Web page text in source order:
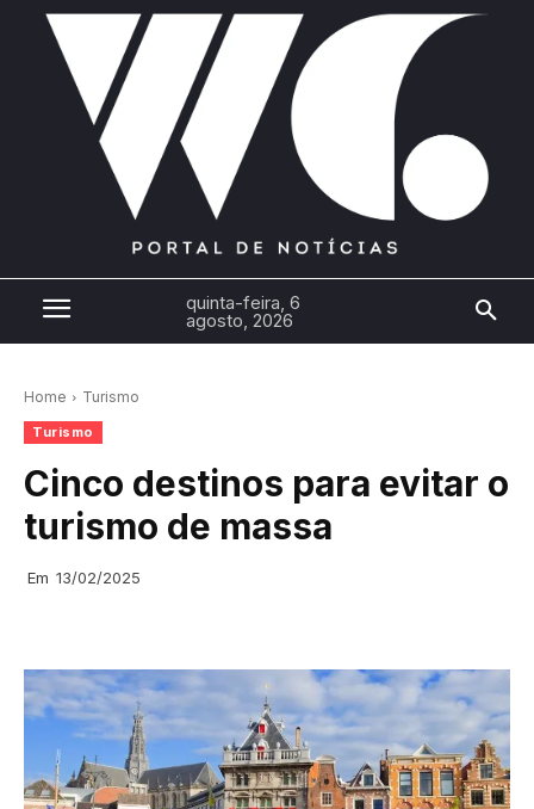
quinta-feira, 6
agosto, 2026
Home Turismo
Turismo
Cinco destinos para evitar o
turismo de massa
Em 13/02/2025